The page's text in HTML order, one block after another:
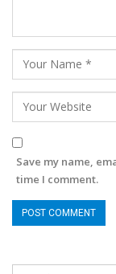
Save my name,
time I comment.